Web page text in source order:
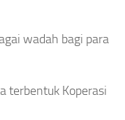
wadah bagi para
terbentuk Koperasi